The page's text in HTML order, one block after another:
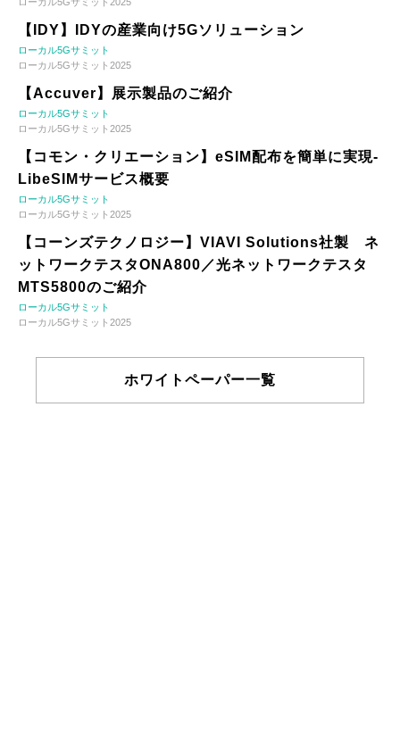
【IDY】IDYの産業向け5Gソリューション
ローカル5Gサミット
ローカル5Gサミット2025
【Accuver】展示製品のご紹介
ローカル5Gサミット
ローカル5Gサミット2025
【コモン・クリエーション】eSIM配布を簡単に実現-
LibeSIMサービス概要
ローカル5Gサミット
ローカル5Gサミット2025
【コーンズテクノロジー】VIAVI Solutions社製 ネ
ットワークテスタONA800／光ネットワークテスタ
MTS5800のご紹介
ローカル5Gサミット
ローカル5Gサミット2025
ホワイトペーパー一覧